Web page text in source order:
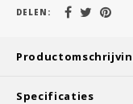
DELEN:
Specificaties